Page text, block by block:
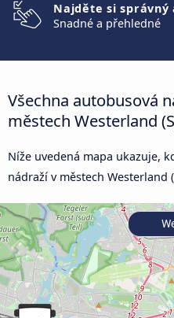
Najděte si správný
Snadné a přehledné
Všechna autobusová
městech Westerland
Níže uvedená mapa ukazuje,
nádraží v městech Westerland